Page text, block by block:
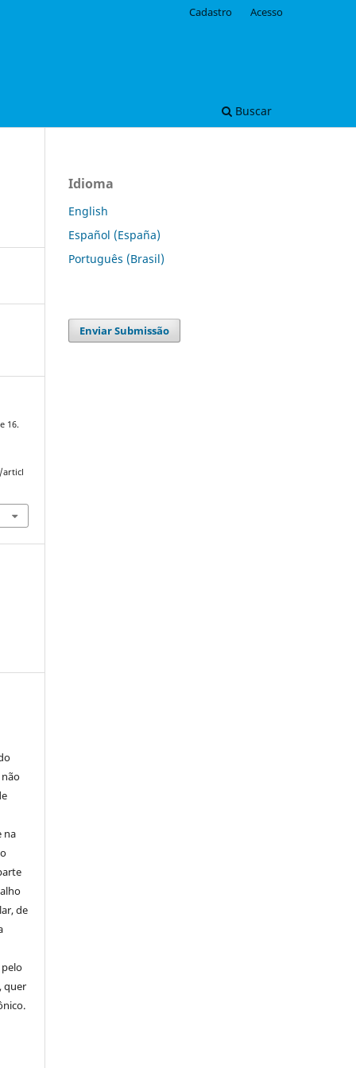
Buscar
Cadastro Acesso
16.
articl
na
de
quer
Idioma
English
Español (España)
Português (Brasil)
Enviar Submissão